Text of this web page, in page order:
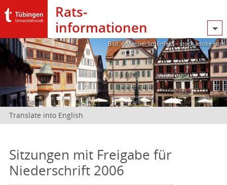
Rats­
informationen
Bild: @Manuel Schönfeld – stock.adobe.com
Translate into English
Sitzungen mit Freigabe für
Niederschrift 2006